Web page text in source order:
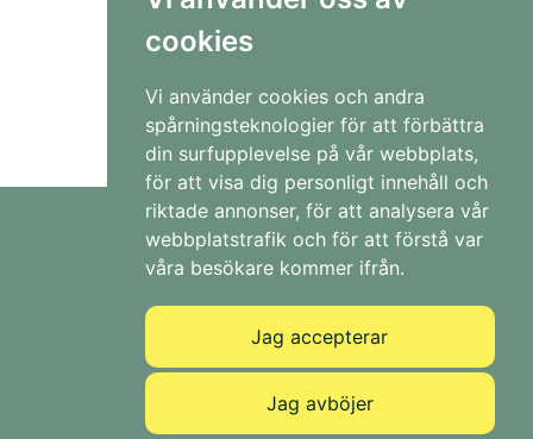
cookies
Vi använder cookies och andra
spårningsteknologier för att förbättra
din surfupplevelse på vår webbplats,
för att visa dig personligt innehåll och
riktade annonser, för att analysera vår
webbplatstrafik och för att förstå var
våra besökare kommer ifrån.
Jag accepterar
Jag avböjer
Kontakt
08-750 52 52
0707-52 52 31
Org.nr 556726-0053